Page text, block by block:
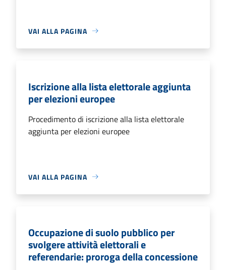
VAI ALLA PAGINA
Iscrizione alla lista elettorale aggiunta
per elezioni europee
Procedimento di iscrizione alla lista elettorale
aggiunta per elezioni europee
VAI ALLA PAGINA
Occupazione di suolo pubblico per
svolgere attività elettorali e
referendarie: proroga della concessione